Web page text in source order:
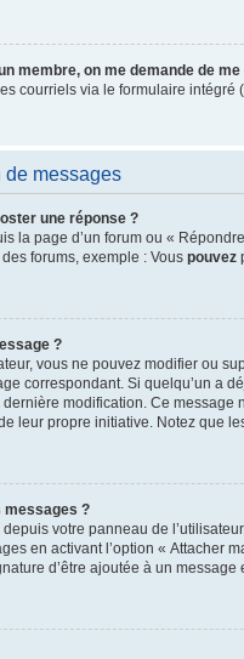
membre, on me demande de
courriels via le formulaire
de messages
une réponse ?
la page d’un forum ou «
forums, exemple : Vous pouvez
?
vous ne pouvez modifier ou
correspondant. Si quelqu’un a
modification. Ce
leur propre initiative. Notez que
messages ?
votre panneau de
en activant l’option « Attacher
d’être ajoutée à un